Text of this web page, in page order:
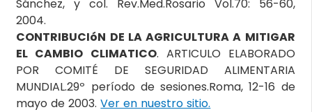
Sánchez, y col. Rev.Med.Rosario Vol.70: 56-60,
2004.
CONTRIBUCIóN DE LA AGRICULTURA A MITIGAR
EL CAMBIO CLIMATICO. ARTICULO ELABORADO
POR COMITÉ DE SEGURIDAD ALIMENTARIA
MUNDIAL.29º período de sesiones.Roma, 12-16 de
mayo de 2003.Ver en nuestro sitio.